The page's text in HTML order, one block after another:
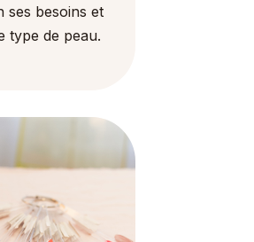
ses besoins et
type de peau.